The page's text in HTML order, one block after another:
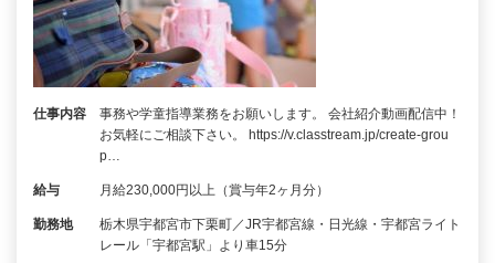
仕事内容
事務や学童指導業務をお願いします。 会社紹介動画配信中！
お気軽にご相談下さい。 https://v.classtream.jp/create-grou
p…
給与 月給230,000円以上（賞与年2ヶ月分）
勤務地
栃木県宇都宮市下栗町／JR宇都宮線・日光線・宇都宮ライト
レール「宇都宮駅」より車15分